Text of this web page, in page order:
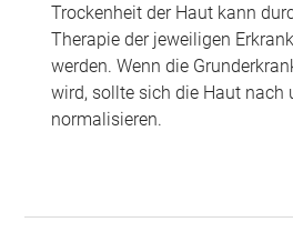
Trockenheit der Haut kann
Therapie der jeweiligen
werden. Wenn die
wird, sollte sich die Haut nach
normalisieren.